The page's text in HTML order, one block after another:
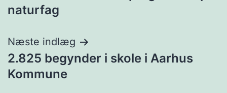
naturfag
Næste indlæg
2.825 begynder i skole i Aarhus
Kommune